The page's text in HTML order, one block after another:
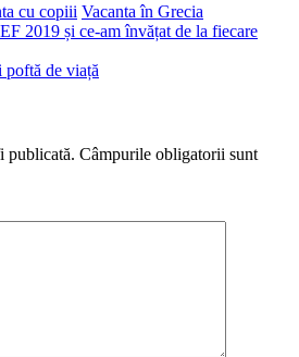
cu copiii Vacanta în Grecia
2019 și ce-am învățat de la fiecare
poftă de viață
publicată. Câmpurile obligatorii sunt